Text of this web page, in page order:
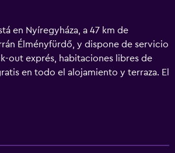
en Nyíregyháza, a 47 km de
Élményfürdő, y dispone de servicio
out exprés, habitaciones libres de
en todo el alojamiento y terraza. El
a 47 km de Főnix Hall, a 48 km de
Park y a 49 km de Déri